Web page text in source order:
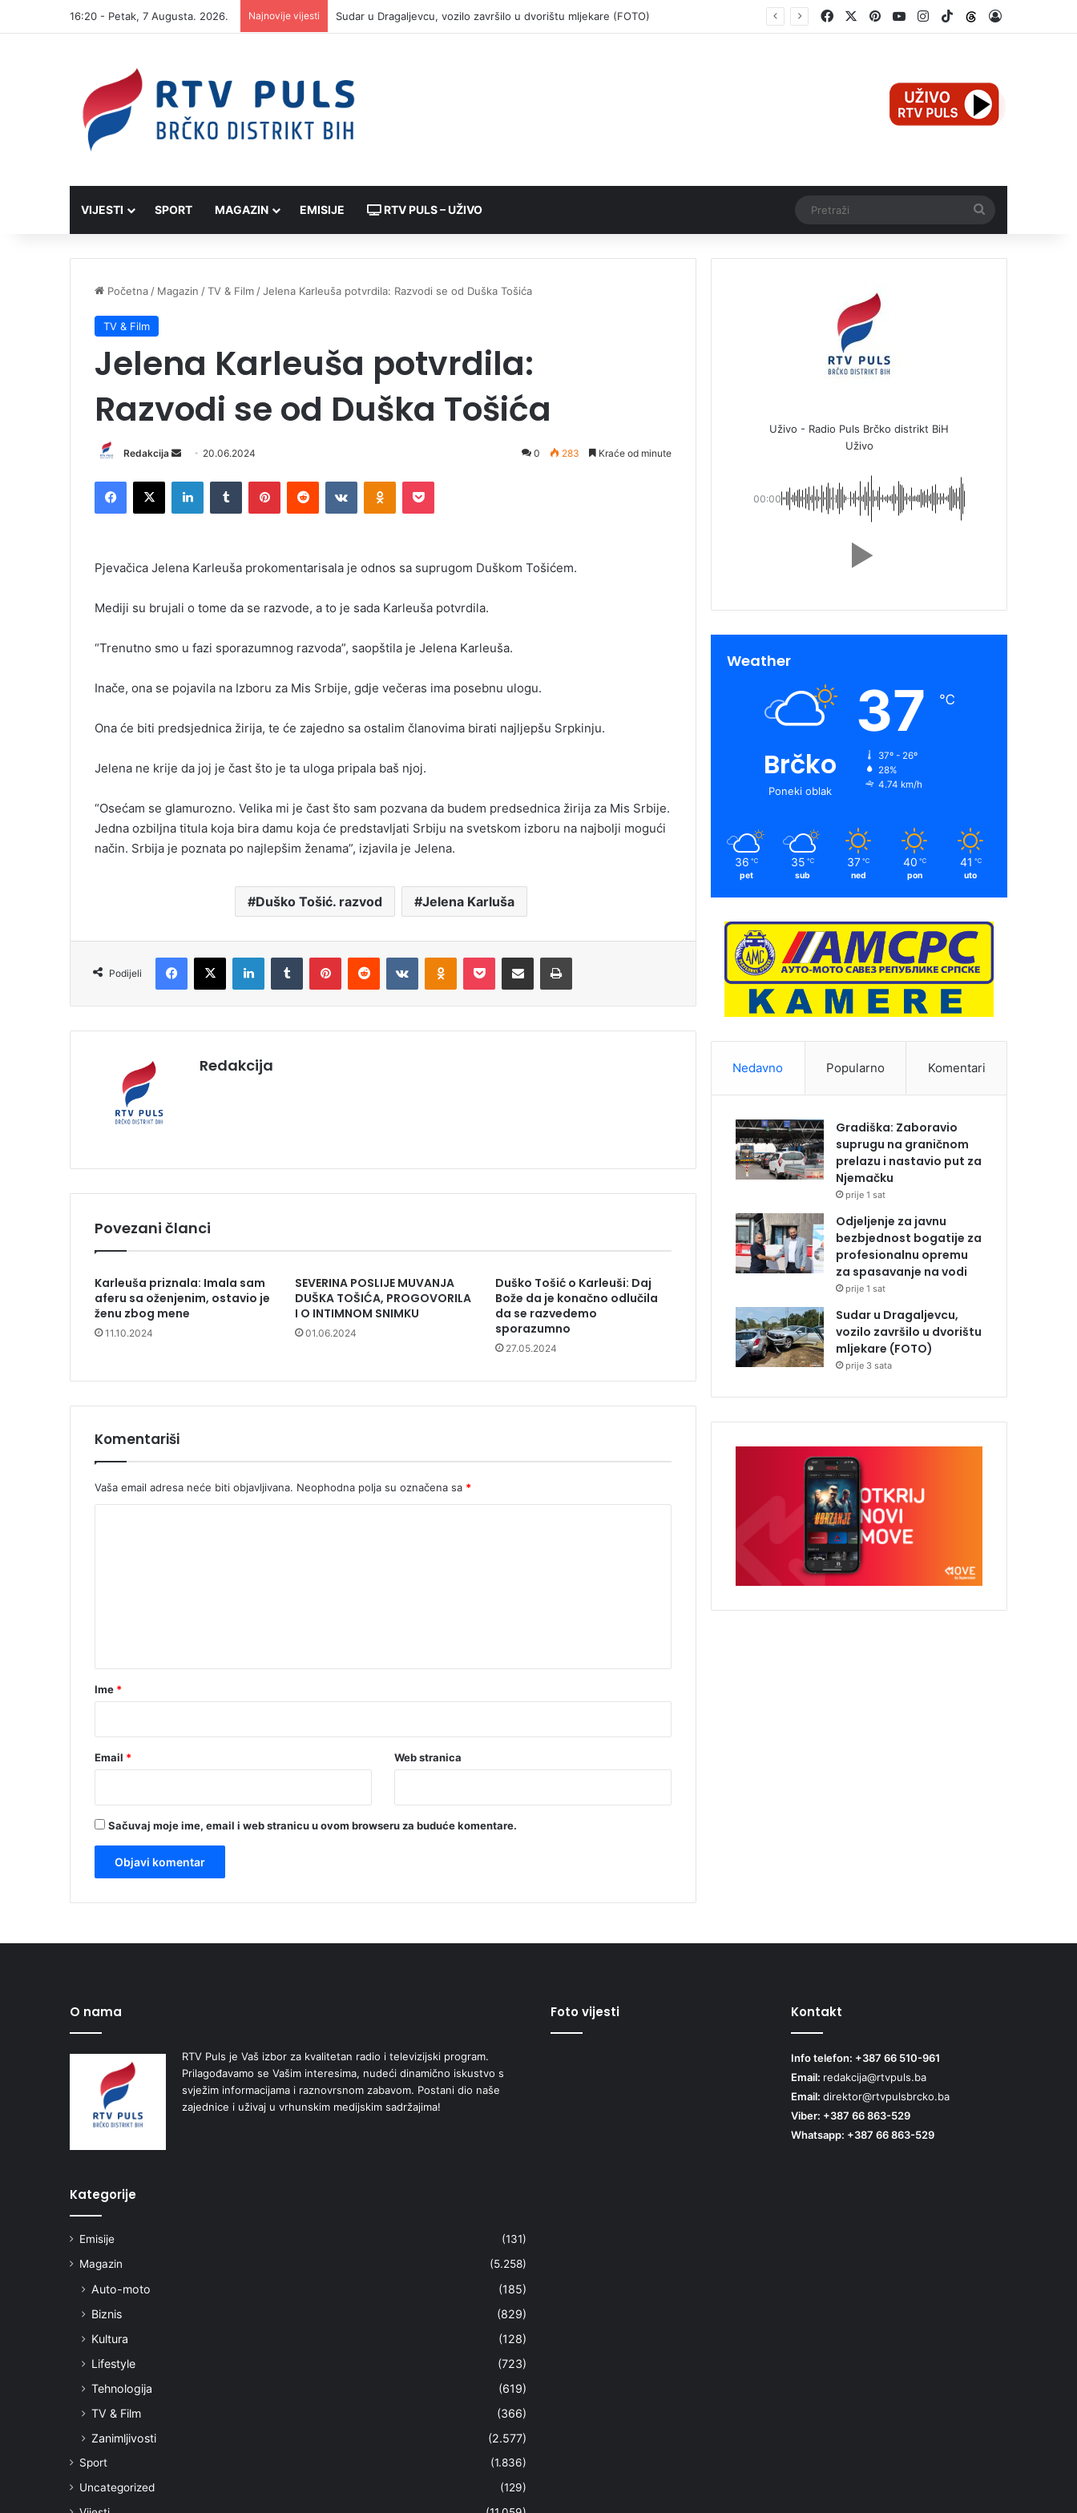
16:20 - Petak, 7 Augusta. 2026. Najnovije vijesti FacebookPinterestYouTubeInstagram
TikTokThreads
VIJESTI SPORT MAGAZIN EMISIJE RTV PULS – UŽIVO
Početna / Magazin /TV & Film /Jelena Karleuša potvrdila: Razvodi se od Duška Tošića
TV & Film
Jelena Karleuša potvrdila:
Razvodi se od Duška Tošića
Redakcija
n
d
e
a
l
20.06.2024 0 283 Kraće od minute
Pjevačica Jelena Karleuša prokomentarisala je odnos sa suprugom Duškom Tošićem.
Mediji su brujali o tome da se razvode, a to je sada Karleuša potvrdila.
“Trenutno smo u fazi sporazumnog razvoda”, saopštila je Jelena Karleuša.
Inače, ona se pojavila na Izboru za Mis Srbije, gdje večeras ima posebnu ulogu.
Ona će biti predsjednica žirija, te će zajedno sa ostalim članovima birati najljepšu Srpkinju.
Jelena ne krije da joj je čast što je ta uloga pripala baš njoj.
“Osećam se glamurozno. Velika mi je čast što sam pozvana da budem predsednica žirija za Mis Srbije.
Jedna ozbiljna titula koja bira damu koja će predstavljati Srbiju na svetskom izboru na najbolji mogući
način. Srbija je poznata po najlepšim ženama”, izjavila je Jelena.
Duško Tošić. razvod Jelena Karluša
Podijeli
Redakcija
Povezani članci
Karleuša priznala: Imala sam
aferu sa oženjenim, ostavio je
ženu zbog mene
11.10.2024
SEVERINA POSLIJE MUVANJA
DUŠKA TOŠIĆA, PROGOVORILA
I O INTIMNOM SNIMKU
01.06.2024
Duško Tošić o Karleuši: Daj
Bože da je konačno odlučila
da se razvedemo
sporazumno
27.05.2024
Komentariši
Vaša email adresa neće biti objavljivana. Neophodna polja su označena sa *
r
Ime *
Email * Web stranica
Sačuvaj moje ime, email i web stranicu u ovom browseru za buduće komentare.
Uživo - Radio Puls Brčko distrikt BiH
Uživo
00:00
Weather
Brčko
Poneki oblak
37 ℃
37º - 26º
28%
4.74 km/h
36 ℃
pet
35 ℃
sub
37 ℃
ned
40 ℃
pon
41 ℃
uto
Nedavno Popularno Komentari
Gradiška: Zaboravio
suprugu na graničnom
prelazu i nastavio put za
Njemačku
prije 1 sat
Odjeljenje za javnu
bezbjednost bogatije za
profesionalnu opremu
za spasavanje na vodi
prije 1 sat
Sudar u Dragaljevcu,
vozilo završilo u dvorištu
mljekare (FOTO)
prije 3 sata
O nama
RTV Puls je Vaš izbor za kvalitetan radio i televizijski program.
Prilagođavamo se Vašim interesima, nudeći dinamično iskustvo s
svježim informacijama i raznovrsnom zabavom. Postani dio naše
zajednice i uživaj u vrhunskim medijskim sadržajima!
Kategorije
Emisije
(131)
Magazin
(5.258)
Auto-moto
(185)
Biznis
(829)
Kultura
(128)
Lifestyle
(723)
Tehnologija
(619)
TV & Film
(366)
Zanimljivosti
(2.577)
Sport
(1.836)
Uncategorized
(129)
Foto vijesti Kontakt
Info telefon: +387 66 510-961
Email: redakcija@rtvpuls.ba
Email: direktor@rtvpulsbrcko.ba
Viber: +387 66 863-529
Whatsapp: +387 66 863-529